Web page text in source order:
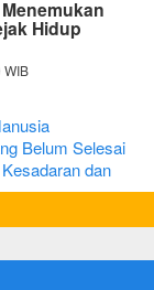
Hidup
WIB
Belum Selesai
dan